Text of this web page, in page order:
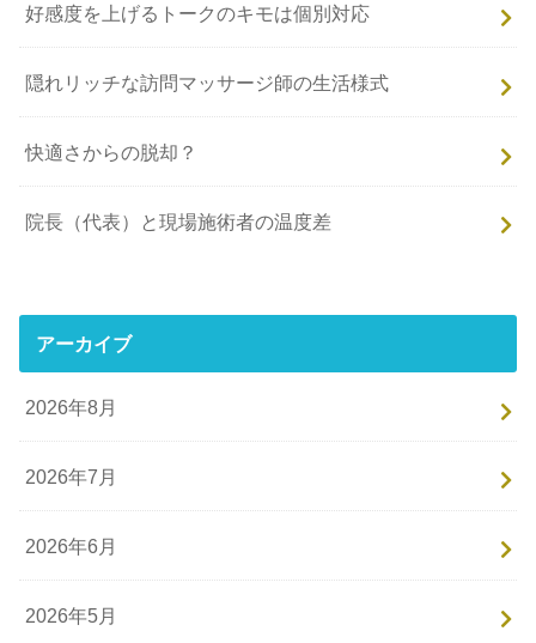
好感度を上げるトークのキモは個別対応
隠れリッチな訪問マッサージ師の生活様式
快適さからの脱却？
院長（代表）と現場施術者の温度差
アーカイブ
2026年8月
2026年7月
2026年6月
2026年5月